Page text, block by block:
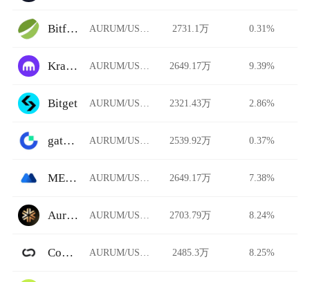
Bitfinex 2731.1万 0.31%
Kraken 2649.17万 9.39%
Bitget 2321.43万 2.86%
gate.io 2539.92万 0.37%
MEXC Global 2649.17万 7.38%
Auriswap 2703.79万 8.24%
Common 2485.3万 8.25%